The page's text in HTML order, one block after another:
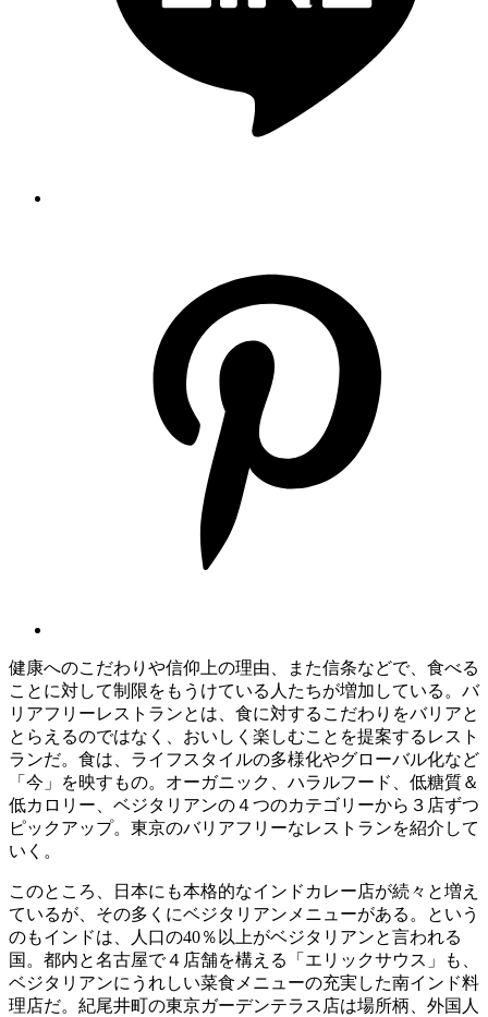
健康へのこだわりや信仰上の理由、また信条などで、食べる
ことに対して制限をもうけている人たちが増加している。バ
リアフリーレストランとは、食に対するこだわりをバリアと
とらえるのではなく、おいしく楽しむことを提案するレスト
ランだ。食は、ライフスタイルの多様化やグローバル化など
「今」を映すもの。オーガニック、ハラルフード、低糖質＆
低カロリー、ベジタリアンの４つのカテゴリーから３店ずつ
ピックアップ。東京のバリアフリーなレストランを紹介して
いく。
このところ、日本にも本格的なインドカレー店が続々と増え
ているが、その多くにベジタリアンメニューがある。という
のもインドは、人口の40％以上がベジタリアンと言われる
国。都内と名古屋で４店舗を構える「エリックサウス」も、
ベジタリアンにうれしい菜食メニューの充実した南インド料
理店だ。紀尾井町の東京ガーデンテラス店は場所柄、外国人